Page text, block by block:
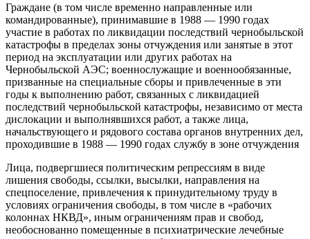
Граждане (в том числе временно направленные или
командированные), принимавшие в 1988 — 1990 годах
участие в работах по ликвидации последствий чернобыльской
катастрофы в пределах зоны отчуждения или занятые в этот
период на эксплуатации или других работах на
Чернобыльской АЭС; военнослужащие и военнообязанные,
призванные на специальные сборы и привлеченные в эти
годы к выполнению работ, связанных с ликвидацией
последствий чернобыльской катастрофы, независимо от места
дислокации и выполнявшихся работ, а также лица,
начальствующего и рядового состава органов внутренних дел,
проходившие в 1988 — 1990 годах службу в зоне отчуждения
Лица, подвергшиеся политическим репрессиям в виде
лишения свободы, ссылки, высылки, направления на
спецпоселение, привлечения к принудительному труду в
условиях ограничения свободы, в том числе в «рабочих
колоннах НКВД», иным ограничениям прав и свобод,
необоснованно помещенные в психиатрические лечебные